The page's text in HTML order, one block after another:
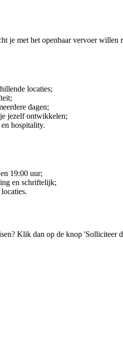
je met het openbaar vervoer willen
locaties;
dagen;
jezelf ontwikkelen;
hospitality.
19:00 uur;
en schriftelijk;
Klik dan op de knop 'Solliciteer